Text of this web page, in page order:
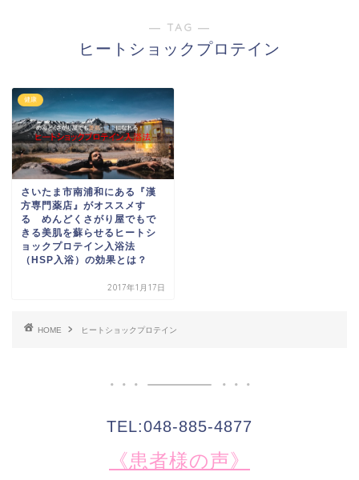
― TAG ―
ヒートショックプロテイン
健康
さいたま市南浦和にある『漢
方専門薬店』がオススメす
る めんどくさがり屋でもで
きる美肌を蘇らせるヒートシ
ョックプロテイン入浴法
（HSP入浴）の効果とは？
2017年1月17日
HOME ヒートショックプロテイン
TEL:048-885-4877
《患者様の声》